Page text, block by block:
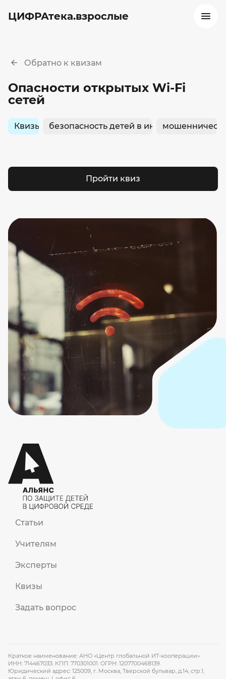
ЦИФРАтека.взрослые
Обратно к квизам
Опасности открытых Wi-Fi
сетей
Квизы безопасность детей в интернете
Пройти квиз
Статьи
Учителям
Эксперты
Квизы
Задать вопрос
Краткое наименование: АНО «Центр глобальной ИТ-кооперации».
ИНН: 714467033. КПП: 770301001. ОГРН: 1207700468139.
Юридический адрес: 125009, г. Москва, Тверской бульвар, д.14, стр.1,